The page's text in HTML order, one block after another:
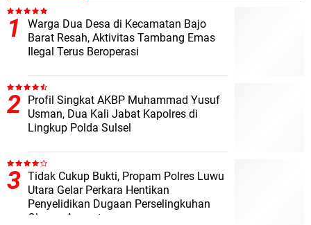
Warga Dua Desa di Kecamatan Bajo
Barat Resah, Aktivitas Tambang Emas
Ilegal Terus Beroperasi
Profil Singkat AKBP Muhammad Yusuf
Usman, Dua Kali Jabat Kapolres di
Lingkup Polda Sulsel
Tidak Cukup Bukti, Propam Polres Luwu
Utara Gelar Perkara Hentikan
Penyelidikan Dugaan Perselingkuhan
Oknum Anggota